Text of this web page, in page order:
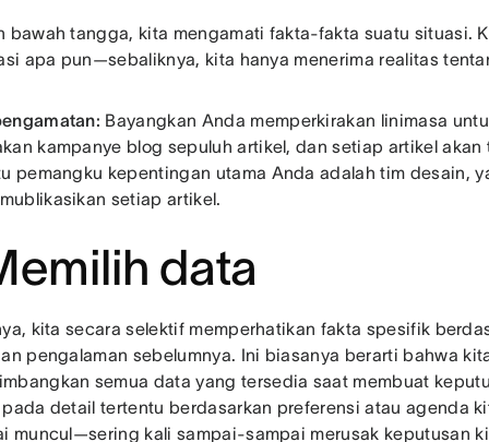
bawah tangga, kita mengamati fakta-fakta suatu situasi.
apa pun—sebaliknya, kita hanya menerima realitas
Bayangkan Anda memperkirakan linimasa
kampanye blog sepuluh artikel, dan setiap artikel
pemangku kepentingan utama Anda adalah tim desain,
setiap artikel.
data
kita secara selektif memperhatikan fakta spesifik
pengalaman sebelumnya. Ini biasanya berarti bahwa
semua data yang tersedia saat membuat
detail tertentu berdasarkan preferensi atau agenda
muncul—sering kali sampai-sampai merusak keputusan